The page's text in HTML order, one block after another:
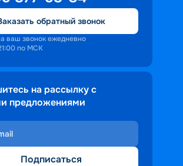
обратный звонок
ваш звонок ежедневно
по МСК
на рассылку с
предложениями
Подписаться